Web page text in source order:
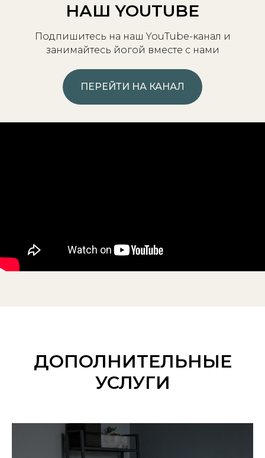
НАШ YOUTUBE
Подпишитесь на наш YouTube-канал и
занимайтесь йогой вместе с нами
ПЕРЕЙТИ НА КАНАЛ
ДОПОЛНИТЕЛЬНЫЕ
УСЛУГИ